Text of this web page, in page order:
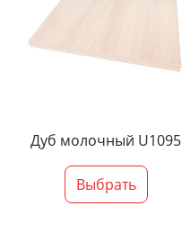
Дуб молочный U1095
Выбрать